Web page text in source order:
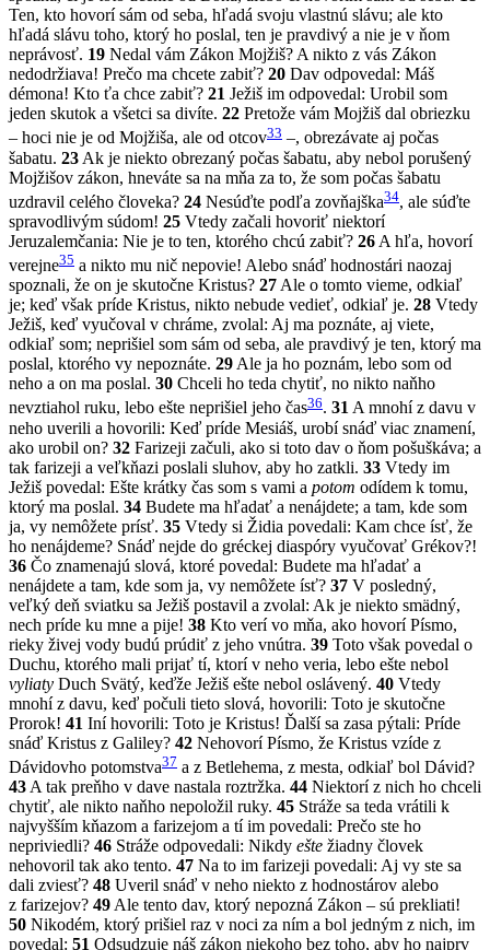
Ten, kto hovorí sám od seba, hľadá svoju vlastnú slávu; ale kto
hľadá slávu toho, ktorý ho poslal, ten je pravdivý a nie je v ňom
neprávosť. 19 Nedal vám Zákon Mojžiš? A nikto z vás Zákon
nedodržiava! Prečo ma chcete zabiť? 20 Dav odpovedal: Máš
démona! Kto ťa chce zabiť? 21 Ježiš im odpovedal: Urobil som
jeden skutok a všetci sa divíte. 22 Pretože vám Mojžiš dal obriezku
– hoci nie je od Mojžiša, ale od otcov33 –, obrezávate aj počas
šabatu. 23 Ak je niekto obrezaný počas šabatu, aby nebol porušený
Mojžišov zákon, hneváte sa na mňa za to, že som počas šabatu
uzdravil celého človeka? 24 Nesúďte podľa zovňajška34, ale súďte
spravodlivým súdom! 25 Vtedy začali hovoriť niektorí
Jeruzalemčania: Nie je to ten, ktorého chcú zabiť? 26 A hľa, hovorí
verejne35 a nikto mu nič nepovie! Alebo snáď hodnostári naozaj
spoznali, že on je skutočne Kristus? 27 Ale o tomto vieme, odkiaľ
je; keď však príde Kristus, nikto nebude vedieť, odkiaľ je. 28 Vtedy
Ježiš, keď vyučoval v chráme, zvolal: Aj ma poznáte, aj viete,
odkiaľ som; neprišiel som sám od seba, ale pravdivý je ten, ktorý ma
poslal, ktorého vy nepoznáte. 29 Ale ja ho poznám, lebo som od
neho a on ma poslal. 30 Chceli ho teda chytiť, no nikto naňho
nevztiahol ruku, lebo ešte neprišiel jeho čas36. 31A mnohí z davu v
neho uverili a hovorili: Keď príde Mesiáš, urobí snáď viac znamení,
ako urobil on? 32 Farizeji začuli, ako si toto dav o ňom pošuškáva; a
tak farizeji a veľkňazi poslali sluhov, aby ho zatkli. 33 Vtedy im
Ježiš povedal: Ešte krátky čas som s vami a potom odídem k tomu,
ktorý ma poslal. 34 Budete ma hľadať a nenájdete; a tam, kde som
ja, vy nemôžete prísť. 35 Vtedy si Židia povedali: Kam chce ísť, že
ho nenájdeme? Snáď nejde do gréckej diaspóry vyučovať Grékov?!
36 Čo znamenajú slová, ktoré povedal: Budete ma hľadať a
nenájdete a tam, kde som ja, vy nemôžete ísť? 37 V posledný,
veľký deň sviatku sa Ježiš postavil a zvolal: Ak je niekto smädný,
nech príde ku mne a pije! 38 Kto verí vo mňa, ako hovorí Písmo,
rieky živej vody budú prúdiť z jeho vnútra. 39 Toto však povedal o
Duchu, ktorého mali prijať tí, ktorí v neho veria, lebo ešte nebol
vyliaty Duch Svätý, keďže Ježiš ešte nebol oslávený. 40 Vtedy
mnohí z davu, keď počuli tieto slová, hovorili: Toto je skutočne
Prorok! 41 Iní hovorili: Toto je Kristus! Ďalší sa zasa pýtali: Príde
snáď Kristus z Galiley? 42 Nehovorí Písmo, že Kristus vzíde z
Dávidovho potomstva37 a z Betlehema, z mesta, odkiaľ bol Dávid?
43 A tak preňho v dave nastala roztržka. 44 Niektorí z nich ho chceli
chytiť, ale nikto naňho nepoložil ruky. 45 Stráže sa teda vrátili k
najvyšším kňazom a farizejom a tí im povedali: Prečo ste ho
nepriviedli? 46 Stráže odpovedali: Nikdy ešte žiadny človek
nehovoril tak ako tento. 47 Na to im farizeji povedali: Aj vy ste sa
dali zviesť? 48 Uveril snáď v neho niekto z hodnostárov alebo
z farizejov? 49 Ale tento dav, ktorý nepozná Zákon – sú prekliati!
50 Nikodém, ktorý prišiel raz v noci za ním a bol jedným z nich, im
povedal: 51 Odsudzuje náš zákon niekoho bez toho, aby ho najprv